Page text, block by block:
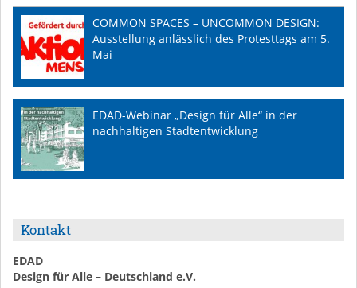
COMMON SPACES – UNCOMMON DESIGN:
Ausstellung anlässlich des Protesttags am 5.
Mai
EDAD-Webinar „Design für Alle“ in der
nachhaltigen Stadtentwicklung
Kontakt
EDAD
Design für Alle – Deutschland e.V.